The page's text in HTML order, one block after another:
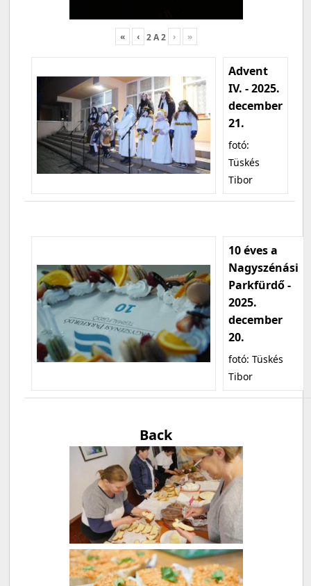
« ‹ 2A2 › »
Advent
IV. - 2025.
december
21.
fotó:
Tüskés
Tibor
10 éves a
Nagyszénási
Parkfürdő -
2025.
december
20.
fotó: Tüskés
Tibor
Back